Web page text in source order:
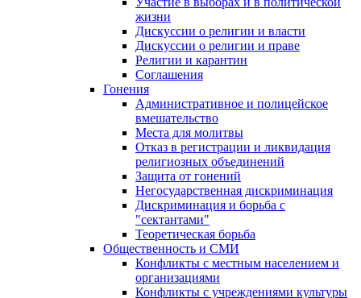
жизни
Дискуссии о религии и власти
Дискуссии о религии и праве
Религии и карантин
Соглашения
Гонения
Административное и полицейское
вмешательство
Места для молитвы
Отказ в регистрации и ликвидация
религиозных объединений
Защита от гонений
Негосударственная дискриминация
Дискриминация и борьба с
"сектантами"
Теоретическая борьба
Общественность и СМИ
Конфликты с местным населением и
организациями
Конфликты с учреждениями культуры